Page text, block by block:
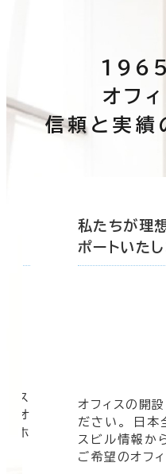
1965
オフ
信頼と実績
ス
。オ
のホ
私たちが理
ポートいた
オフィスの開
ださい。 日本
スビル情報か
ご希望のオフ